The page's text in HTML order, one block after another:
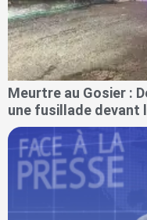
Meurtre au Gosier :
une fusillade devant